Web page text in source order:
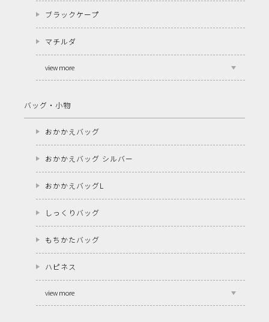
ブラックケープ
マチルダ
view more
バッグ・小物
おかかえバッグ
おかかえバッグ シルバー
おかかえバッグL
しっくりバッグ
もちかたバッグ
ハピネス
view more